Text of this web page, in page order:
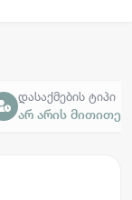
დასაქმების ტიპი
არ არის